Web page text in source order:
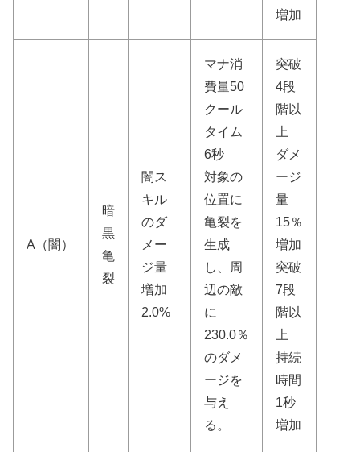
増加
A（闇）
暗
黒
亀
裂
闇ス
キル
のダ
メー
ジ量
増加
2.0%
マナ消
費量50
クール
タイム
6秒
対象の
位置に
亀裂を
生成
し、周
辺の敵
に
230.0％
のダメ
ージを
与え
る。
突破
4段
階以
上
ダメ
ージ
量
15％
増加
突破
7段
階以
上
持続
時間
1秒
増加